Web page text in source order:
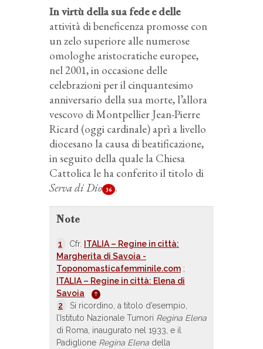
In virtù della sua fede e delle
attività di beneficenza promosse con
un zelo superiore alle numerose
omologhe aristocratiche europee,
nel 2001, in occasione delle
celebrazioni per il cinquantesimo
anniversario della sua morte, l’allora
vescovo di Montpellier Jean-Pierre
Ricard (oggi cardinale) aprì a livello
diocesano la causa di beatificazione,
in seguito della quale la Chiesa
Cattolica le ha conferito il titolo di
Serva di Dio 36 .
Note
1 Cfr. ITALIA – Regine in città:
Margherita di Savoia -
Toponomasticafemminile.com ;
ITALIA – Regine in città: Elena di
Savoia
2
Si ricordino, a titolo d’esempio,
l’Istituto Nazionale Tumori Regina Elena
di Roma, inaugurato nel 1933, e il
Padiglione Regina Elena della